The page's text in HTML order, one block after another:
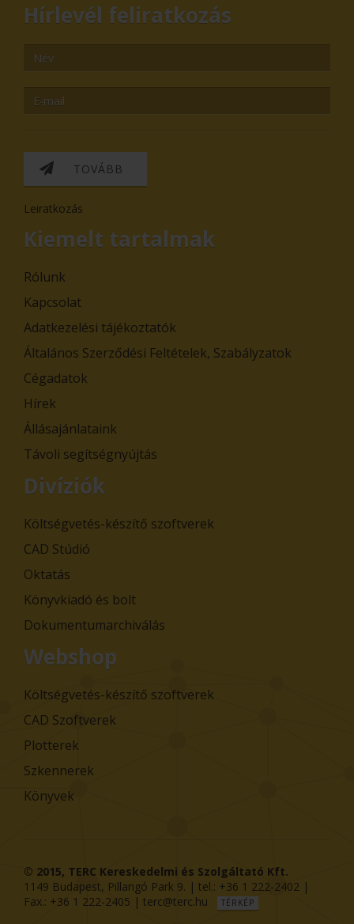
Hírlevél feliratkozás
TOVÁBB
Leiratkozás
Kiemelt tartalmak
Rólunk
Kapcsolat
Adatkezelési tájékoztatók
Általános Szerződési Feltételek, Szabályzatok
Cégadatok
Hírek
Állásajánlataink
Távoli segítségnyújtás
Divíziók
Költségvetés-készítő szoftverek
CAD Stúdió
Oktatás
Könyvkiadó és bolt
Dokumentumarchiválás
Webshop
Költségvetés-készítő szoftverek
CAD Szoftverek
Plotterek
Szkennerek
Könyvek
© 2015, TERC Kereskedelmi és Szolgáltató Kft.
1149 Budapest, Pillangó Park 9. | tel.: +36 1 222-2402 |
Fax.: +36 1 222-2405 | terc@terc.hu TÉRKÉP